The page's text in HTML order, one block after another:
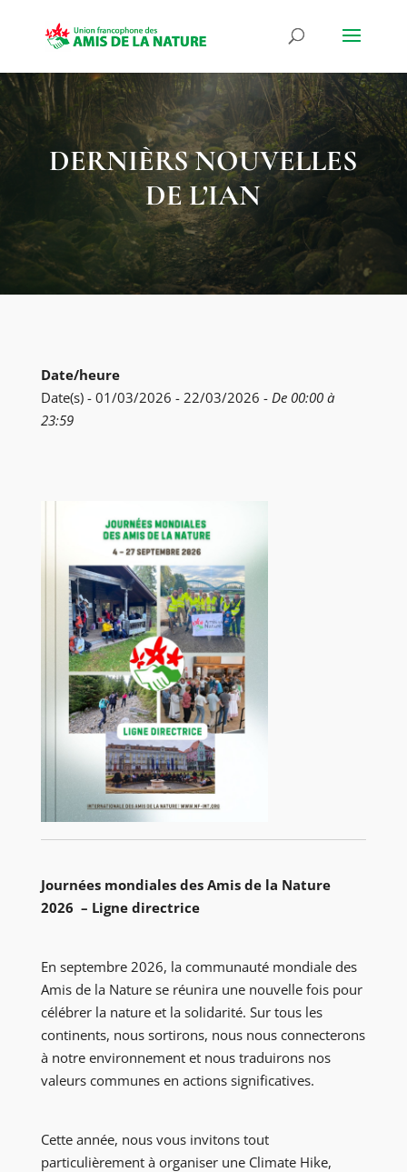
DERNIÈRS NOUVELLES
DE L’IAN
Date/heure
Date(s) - 01/03/2026 - 22/03/2026 - De 00:00 à
23:59
Journées mondiales des Amis de la Nature
2026 – Ligne directrice
En septembre 2026, la communauté mondiale des
Amis de la Nature se réunira une nouvelle fois pour
célébrer la nature et la solidarité. Sur tous les
continents, nous sortirons, nous nous connecterons
à notre environnement et nous traduirons nos
valeurs communes en actions significatives.
Cette année, nous vous invitons tout
particulièrement à organiser une Climate Hike,